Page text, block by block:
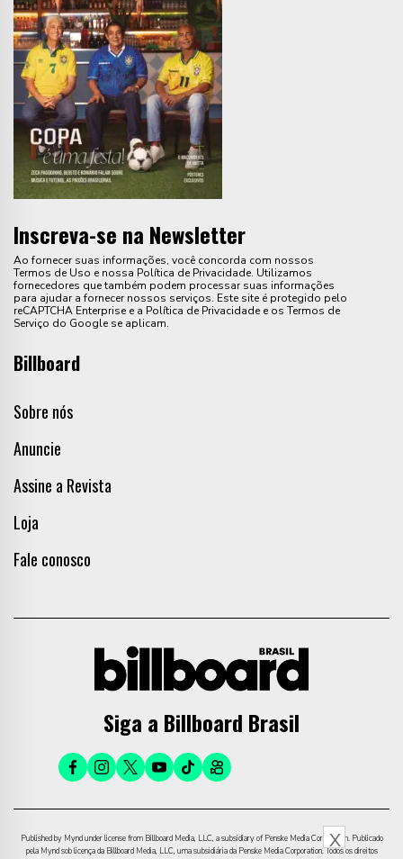
Inscreva-se na Newsletter
Ao fornecer suas informações, você concorda com nossos
Termos de Uso e nossa Política de Privacidade. Utilizamos
fornecedores que também podem processar suas informações
para ajudar a fornecer nossos serviços. Este site é protegido pelo
reCAPTCHA Enterprise e a Política de Privacidade e os Termos de
Serviço do Google se aplicam.
Billboard
Sobre nós
Anuncie
Assine a Revista
Loja
Fale conosco
Siga a Billboard Brasil
Published by Mynd under license from Billboard Media, LLC, a subsidiary of Penske Media Corporation. Publicado
pela Mynd sob licença da Billboard Media, LLC, uma subsidiária da Penske Media Corporation. Todos os direitos
X